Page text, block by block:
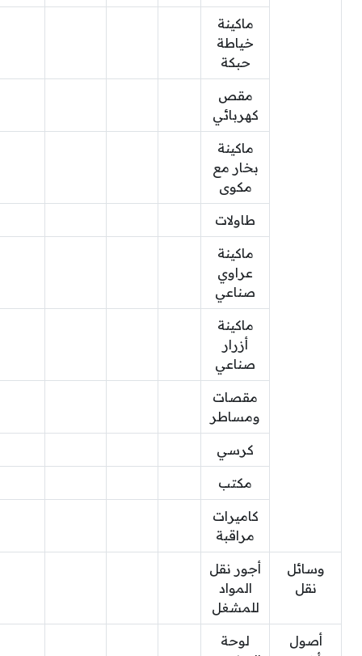
ماكينة
خياطة
حبكة
مقص
كهربائي
ماكينة
بخار مع
مكوى
طاولات
ماكينة
عراوي
صناعي
ماكينة
أزرار
صناعي
مقصات
ومساطر
كرسي
مكتب
كاميرات
مراقبة
وسائل
نقل
أجور نقل
المواد
للمشغل
أصول
لوحة